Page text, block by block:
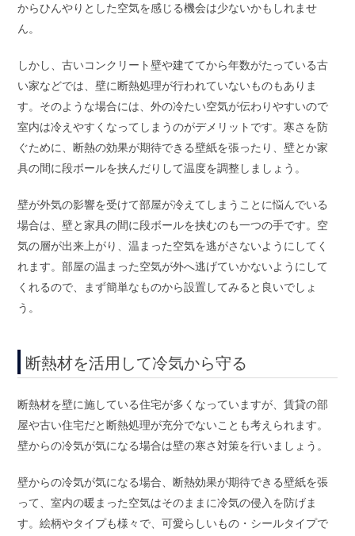
からひんやりとした空気を感じる機会は少ないかもしれませ
ん。
しかし、古いコンクリート壁や建ててから年数がたっている古
い家などでは、壁に断熱処理が行われていないものもありま
す。そのような場合には、外の冷たい空気が伝わりやすいので
室内は冷えやすくなってしまうのがデメリットです。寒さを防
ぐために、断熱の効果が期待できる壁紙を張ったり、壁とか家
具の間に段ボールを挟んだりして温度を調整しましょう。
壁が外気の影響を受けて部屋が冷えてしまうことに悩んでいる
場合は、壁と家具の間に段ボールを挟むのも一つの手です。空
気の層が出来上がり、温まった空気を逃がさないようにしてく
れます。部屋の温まった空気が外へ逃げていかないようにして
くれるので、まず簡単なものから設置してみると良いでしょ
う。
断熱材を活用して冷気から守る
断熱材を壁に施している住宅が多くなっていますが、賃貸の部
屋や古い住宅だと断熱処理が充分でないことも考えられます。
壁からの冷気が気になる場合は壁の寒さ対策を行いましょう。
壁からの冷気が気になる場合、断熱効果が期待できる壁紙を張
って、室内の暖まった空気はそのままに冷気の侵入を防げま
す。絵柄やタイプも様々で、可愛らしいもの・シールタイプで